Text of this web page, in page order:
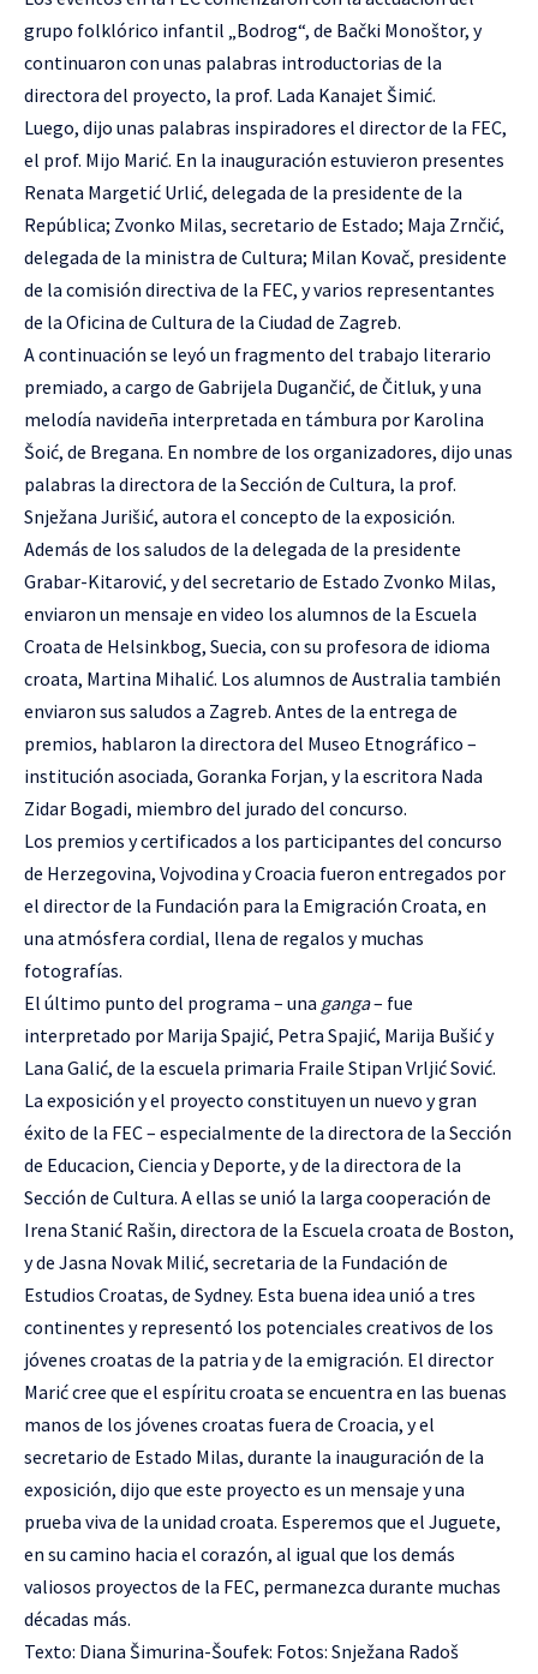
grupo folklórico infantil „Bodrog“, de Bački Monoštor, y
continuaron con unas palabras introductorias de la
directora del proyecto, la prof. Lada Kanajet Šimić.
Luego, dijo unas palabras inspiradores el director de la FEC,
el prof. Mijo Marić. En la inauguración estuvieron presentes
Renata Margetić Urlić, delegada de la presidente de la
República; Zvonko Milas, secretario de Estado; Maja Zrnčić,
delegada de la ministra de Cultura; Milan Kovač, presidente
de la comisión directiva de la FEC, y varios representantes
de la Oficina de Cultura de la Ciudad de Zagreb.
A continuación se leyó un fragmento del trabajo literario
premiado, a cargo de Gabrijela Dugančić, de Čitluk, y una
melodía navideña interpretada en támbura por Karolina
Šoić, de Bregana. En nombre de los organizadores, dijo unas
palabras la directora de la Sección de Cultura, la prof.
Snježana Jurišić, autora el concepto de la exposición.
Además de los saludos de la delegada de la presidente
Grabar-Kitarović, y del secretario de Estado Zvonko Milas,
enviaron un mensaje en video los alumnos de la Escuela
Croata de Helsinkbog, Suecia, con su profesora de idioma
croata, Martina Mihalić. Los alumnos de Australia también
enviaron sus saludos a Zagreb. Antes de la entrega de
premios, hablaron la directora del Museo Etnográfico –
institución asociada, Goranka Forjan, y la escritora Nada
Zidar Bogadi, miembro del jurado del concurso.
Los premios y certificados a los participantes del concurso
de Herzegovina, Vojvodina y Croacia fueron entregados por
el director de la Fundación para la Emigración Croata, en
una atmósfera cordial, llena de regalos y muchas
fotografías.
El último punto del programa – una ganga– fue
interpretado por Marija Spajić, Petra Spajić, Marija Bušić y
Lana Galić, de la escuela primaria Fraile Stipan Vrljić Sović.
La exposición y el proyecto constituyen un nuevo y gran
éxito de la FEC – especialmente de la directora de la Sección
de Educacion, Ciencia y Deporte, y de la directora de la
Sección de Cultura. A ellas se unió la larga cooperación de
Irena Stanić Rašin, directora de la Escuela croata de Boston,
y de Jasna Novak Milić, secretaria de la Fundación de
Estudios Croatas, de Sydney. Esta buena idea unió a tres
continentes y representó los potenciales creativos de los
jóvenes croatas de la patria y de la emigración. El director
Marić cree que el espíritu croata se encuentra en las buenas
manos de los jóvenes croatas fuera de Croacia, y el
secretario de Estado Milas, durante la inauguración de la
exposición, dijo que este proyecto es un mensaje y una
prueba viva de la unidad croata. Esperemos que el Juguete,
en su camino hacia el corazón, al igual que los demás
valiosos proyectos de la FEC, permanezca durante muchas
décadas más.
Texto: Diana Šimurina-Šoufek: Fotos: Snježana Radoš